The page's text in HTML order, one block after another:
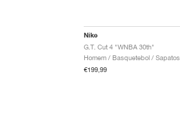
Nike
G.T. Cut 4 "WNBA 30th"
Homem / Basquetebol / Sapatos
€199,99